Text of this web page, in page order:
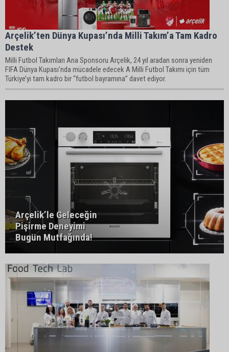
Arçelik’ten Dünya Kupası’nda Milli Takım’a Tam Kadro
Destek
Milli Futbol Takımları Ana Sponsoru Arçelik, 24 yıl aradan sonra yeniden
FIFA Dünya Kupası’nda mücadele edecek A Milli Futbol Takımı için tüm
Türkiye’yi tam kadro bir “futbol bayramına” davet ediyor.
Arçelik’le Geleceğin
Pişirme Deneyimi
Bugün Mutfağında!